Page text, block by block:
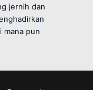
jernih dan
mana pun